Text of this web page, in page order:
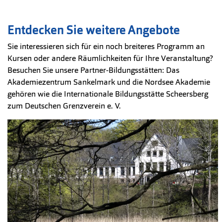
Entdecken Sie weitere Angebote
Sie interessieren sich für ein noch breiteres Programm an
Kursen oder andere Räumlichkeiten für Ihre Veranstaltung?
Besuchen Sie unsere Partner-Bildungsstätten: Das
Akademiezentrum Sankelmark und die Nordsee Akademie
gehören wie die Internationale Bildungsstätte Scheersberg
zum Deutschen Grenzverein e. V.